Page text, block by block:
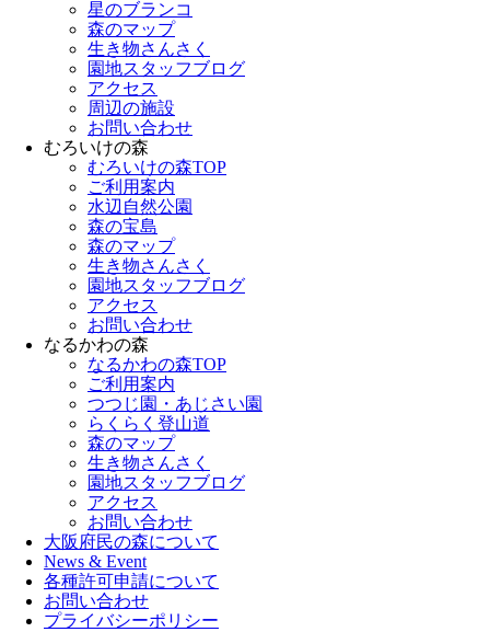
星のブランコ
森のマップ
生き物さんさく
園地スタッフブログ
アクセス
周辺の施設
お問い合わせ
むろいけの森
むろいけの森TOP
ご利用案内
水辺自然公園
森の宝島
森のマップ
生き物さんさく
園地スタッフブログ
アクセス
お問い合わせ
なるかわの森
なるかわの森TOP
ご利用案内
つつじ園・あじさい園
らくらく登山道
森のマップ
生き物さんさく
園地スタッフブログ
アクセス
お問い合わせ
大阪府民の森について
News & Event
各種許可申請について
お問い合わせ
プライバシーポリシー